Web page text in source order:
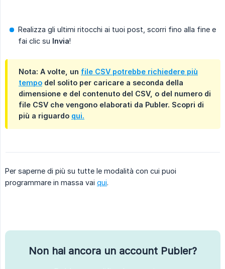
Realizza gli ultimi ritocchi ai tuoi post, scorri fino alla fine e
fai clic su Invia!
Nota: A volte, un file CSV potrebbe richiedere più
tempo del solito per caricare a seconda della
dimensione e del contenuto del CSV, o del numero di
file CSV che vengono elaborati da Publer. Scopri di
più a riguardo qui.
Per saperne di più su tutte le modalità con cui puoi
programmare in massa vai qui.
Non hai ancora un account Publer?